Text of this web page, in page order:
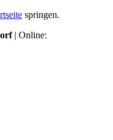
springen.
| Online: